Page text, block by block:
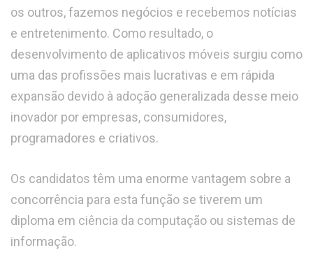
os outros, fazemos negócios e recebemos notícias
e entretenimento. Como resultado, o
desenvolvimento de aplicativos móveis surgiu como
uma das profissões mais lucrativas e em rápida
expansão devido à adoção generalizada desse meio
inovador por empresas, consumidores,
programadores e criativos.
Os candidatos têm uma enorme vantagem sobre a
concorrência para esta função se tiverem um
diploma em ciência da computação ou sistemas de
informação.